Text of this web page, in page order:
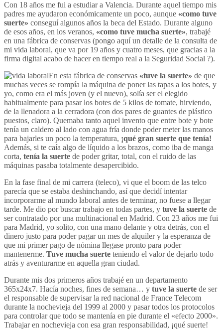
Con 18 años me fui a estudiar a Valencia. Durante aquel tiempo mis
padres me ayudaron económicamente un poco, aunque «como tuve
suerte» conseguí algunos años la beca del Estado. Durante alguno
de esos años, en los veranos, «como tuve mucha suerte», trabajé
en una fábrica de conservas (pongo aquí un detalle de la consulta de
mi vida laboral, que va por 19 años y cuatro meses, que gracias a la
firma digital acabo de hacer en tiempo real a la Seguridad Social ?).
En esta fábrica de conservas «tuve la suerte» de que
muchas veces se rompía la máquina de poner las tapas a los botes, y
yo, como era el más joven (y el nuevo), solía ser el elegido
habitualmente para pasar los botes de 5 kilos de tomate, hirviendo,
de la llenadora a la cerradora (con dos pares de guantes de plástico
puestos, claro). Quemaba tanto aquel invento que entre bote y bote
tenía un caldero al lado con agua fría donde poder meter las manos
para bajarles un poco la temperatura, ¡qué gran suerte que tenía!
Además, si te caía algo de líquido a los brazos, como iba de manga
corta, tenía la suerte de poder gritar, total, con el ruido de las
máquinas pasaba totalmente desapercibido.
En la fase final de mi carrera (teleco), vi que el boom de las telco
parecía que se estaba deshinchando, así que decidí intentar
incorporarme al mundo laboral antes de terminar, no fuese a llegar
tarde. Me dio por buscar trabajo en todas partes, y tuve la suerte de
ser contratado por una multinacional en Madrid. Con 23 años me fui
para Madrid, yo solito, con una mano delante y otra detrás, con el
dinero justo para poder pagar un mes de alquiler y la esperanza de
que mi primer pago de nómina llegase pronto para poder
mantenerme. Tuve mucha suerte teniendo el valor de dejarlo todo
atrás y aventurarme en aquella gran ciudad.
Durante mis dos primeros años trabajé en un departamento
365x24x7. Hacía noches, fines de semana… y tuve la suerte de ser
el responsable de supervisar la red nacional de France Telecom
durante la nochevieja del 1999 al 2000 y pasar todos los protocolos
para controlar que todo se mantenía en pie durante el «efecto 2000».
Trabajar en nochevieja con esa gran responsabilidad, ¡qué suerte!